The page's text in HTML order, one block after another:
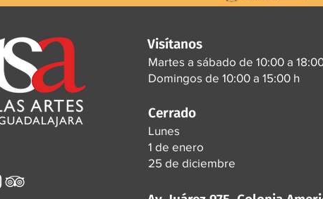
Visítanos
Martes a sábado de 10:00 a
Domingos de 10:00 a 15:00 h
Cerrado
Lunes
1 de enero
25 de diciembre